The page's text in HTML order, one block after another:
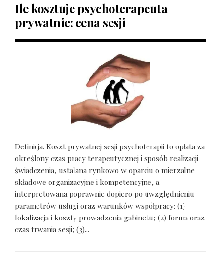
Ile kosztuje psychoterapeuta
prywatnie: cena sesji
Definicja: Koszt prywatnej sesji psychoterapii to opłata za
określony czas pracy terapeutycznej i sposób realizacji
świadczenia, ustalana rynkowo w oparciu o mierzalne
składowe organizacyjne i kompetencyjne, a
interpretowana poprawnie dopiero po uwzględnieniu
parametrów usługi oraz warunków współpracy: (1)
lokalizacja i koszty prowadzenia gabinetu; (2) forma oraz
czas trwania sesji; (3)...